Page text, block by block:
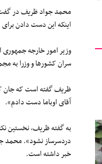
محمد جواد ظریف در
اینکه این دست دادن
وزیر امور خارجه
سران کشورها و وزرا به
ظریف گفته است که جان
آقای اوباما دست دادم».
به گفته ظریف، نخستین
دردسرساز نشود».محمد
خبر داشته است.